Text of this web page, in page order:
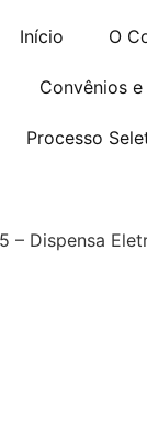
Início O
Convênios
Processo
– Dispensa